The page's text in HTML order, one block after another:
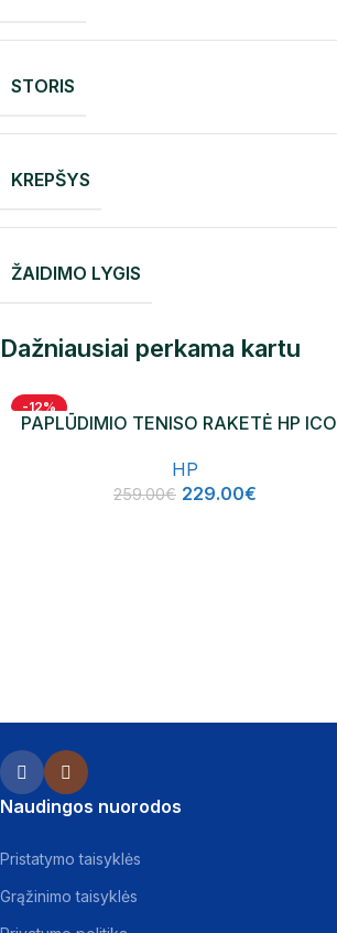
STORIS
KREPŠYS
ŽAIDIMO LYGIS
Dažniausiai perkama kartu
-12%
NAUJIENA
PAPLŪDIMIO TENISO RAKETĖ HP
HP
259.00€ 229.00€
Naudingos nuorodos
Pristatymo taisyklės
Grąžinimo taisyklės